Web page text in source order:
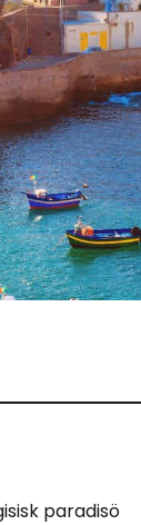
paradisö